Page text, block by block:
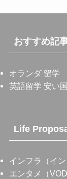
おすすめ記
オランダ 留学
英語留学 安い国
Life
インフラ（イ
エンタメ（